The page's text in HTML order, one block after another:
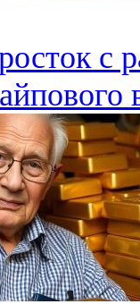
с